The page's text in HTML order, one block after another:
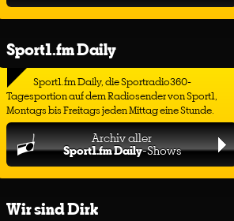
Sport1.fm Daily
Sport1.fm Daily, die Sportradio360-
Tagesportion auf dem Radiosender von Sport1,
Montags bis Freitags jeden Mittag eine Stunde.
Archiv aller
Sport1.fm Daily-Shows
Wir sind Dirk